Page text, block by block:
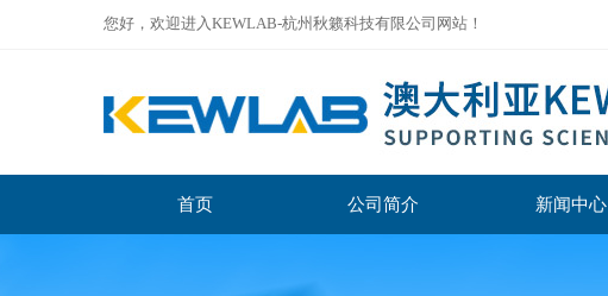
您好，欢迎进入KEWLAB-杭州秋籁科技有限公司网站！
首页 公司简介 新闻中心